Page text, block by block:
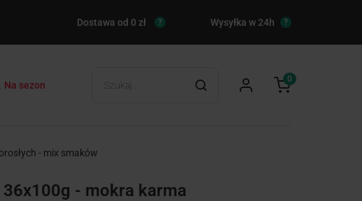
Dostawa od 0 zł ? Wysyłka w 24h ?
Na sezon
0
- mix smaków
36x100g - mokra karma